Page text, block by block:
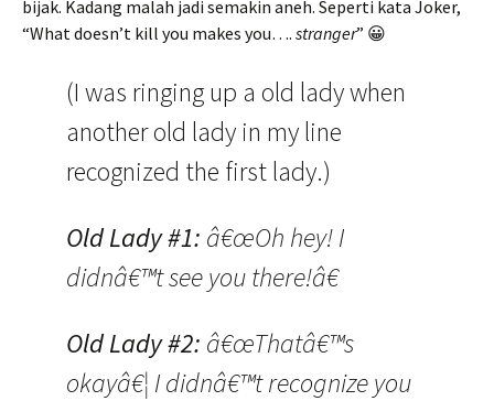
bijak. Kadang malah jadi semakin aneh. Seperti kata Joker,
“What doesn’t kill you makes you…. stranger” 😀
(I was ringing up a old lady when
another old lady in my line
recognized the first lady.)
Old Lady #1: â€œOh hey! I
didnâ€™t see you there!â€
Old Lady #2: â€œThatâ€™s
okayâ€¦ I didnâ€™t recognize you